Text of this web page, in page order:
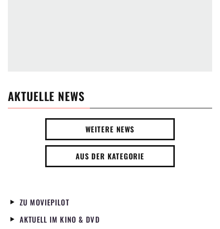
AKTUELLE NEWS
WEITERE NEWS
AUS DER KATEGORIE
ZU MOVIEPILOT
AKTUELL IM KINO & DVD